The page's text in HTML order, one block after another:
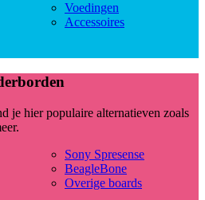
Voedingen
Accessoires
je hier populaire alternatieven zoals
Sony Spresense
BeagleBone
Overige boards